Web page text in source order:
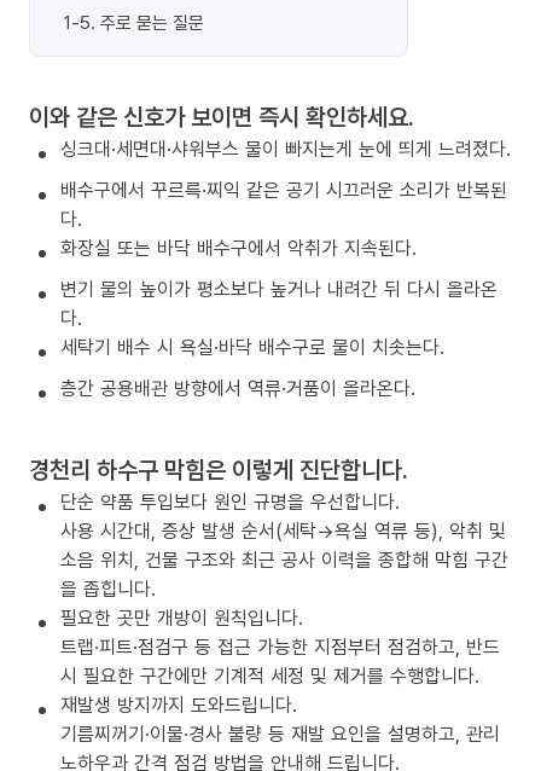
1-5. 주로 묻는 질문
이와 같은 신호가 보이면 즉시 확인하세요.
싱크대·세면대·샤워부스 물이 빠지는게 눈에 띄게 느려졌다.
배수구에서 꾸르륵·찌익 같은 공기 시끄러운 소리가 반복된
다.
화장실 또는 바닥 배수구에서 악취가 지속된다.
변기 물의 높이가 평소보다 높거나 내려간 뒤 다시 올라온
다.
세탁기 배수 시 욕실·바닥 배수구로 물이 치솟는다.
층간 공용배관 방향에서 역류·거품이 올라온다.
경천리 하수구 막힘은 이렇게 진단합니다.
단순 약품 투입보다 원인 규명을 우선합니다.
사용 시간대, 증상 발생 순서(세탁→욕실 역류 등), 악취 및
소음 위치, 건물 구조와 최근 공사 이력을 종합해 막힘 구간
을 좁힙니다.
필요한 곳만 개방이 원칙입니다.
트랩·피트·점검구 등 접근 가능한 지점부터 점검하고, 반드
시 필요한 구간에만 기계적 세정 및 제거를 수행합니다.
재발생 방지까지 도와드립니다.
기름찌꺼기·이물·경사 불량 등 재발 요인을 설명하고, 관리
노하우과 간격 점검 방법을 안내해 드립니다.